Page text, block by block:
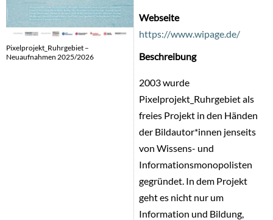
Pixelprojekt_Ruhrgebiet –
Neuaufnahmen 2025/2026
Webseite
https://www.wipage.de/
Beschreibung
2003 wurde
Pixelprojekt_Ruhrgebiet als
freies Projekt in den Händen
der Bildautor*innen jenseits
von Wissens- und
Informationsmonopolisten
gegründet. In dem Projekt
geht es nicht nur um
Information und Bildung,